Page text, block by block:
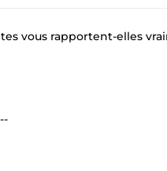
vous rapportent-elles